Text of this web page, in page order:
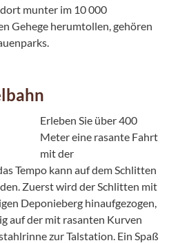
munter im 10 000
Gehege herumtollen, gehören
Erleben Sie über 400
Meter eine rasante Fahrt
mit der
Tempo kann auf dem Schlitten
Zuerst wird der Schlitten mit
Deponieberg hinaufgezogen,
auf der mit rasanten Kurven
zur Talstation. Ein Spaß